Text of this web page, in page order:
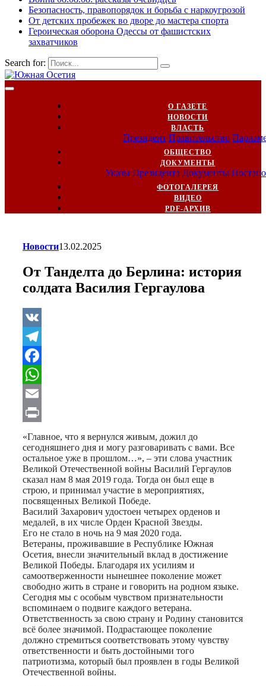
Безопасность, правопорядок и борьба с наркоугрозой
От детских пробежек во дворе до мастера спорта
Героическая оборона Одессы от фашистских
захватчиков
Search for:
О ГАЗЕТЕ
НОВОСТИ
ВЛАСТЬ
Президент Правительство
ОБЩЕСТВО
ДОКУМЕНТЫ
Указы Президента Документы
ФОТОГАЛЕРЕЯ
ВИДЕО
PDF-АРХИВ
Новости13.02.2025
От Танделта до Берлина: история
солдата Василия Гергаулова
VK
Telegram
Facebook
WhatsApp
Email
Print
«Главное, что я вернулся живым, дожил до
сегодняшнего дня и могу разговаривать с вами. Все
остальное уже в прошлом…», – эти слова участник
Великой Отечественной войны Василий Гергаулов
сказал нам 8 мая 2019 года. Тогда он был еще в
строю, и принимал участие в мероприятиях,
посвященных Великой Победе.
Василий Захарович удостоен четырех орденов и
медалей, в их числе Орден Красной Звезды.
Его не стало в ночь на 9 мая 2020 года.
Ветераны, проживавшие в Республике Южная
Осетия, внесли значительный вклад в достижение
Великой Победы. Благодаря их усилиям и
самоотверженности нынешнее поколение может
свободно жить в стране и говорить на родном языке.
Сегодня мы с особым чувством признательности
вспоминаем о подвиге каждого ветерана.
Ответственность за свою страну и Родину становится
всё более значимой. Подрастающее поколение
должно стремиться соответствовать этому чувству
ответственности и быть достойными того
патриотизма, который был проявлен в годы Великой
Отечественной войны.